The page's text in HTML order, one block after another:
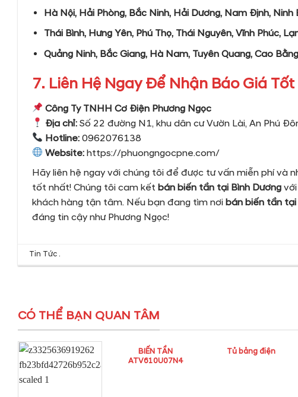
Hà Nội, Hải Phòng, Bắc Ninh, Hải Dương, Nam Định, Ninh
Thái Bình, Hưng Yên, Phú Thọ, Thái Nguyên, Vĩnh Phúc,
Quảng Ninh, Bắc Giang, Hà Nam, Tuyên Quang, Cao Bằng
7. Liên Hệ Ngay Để Nhận Báo Giá
Công Ty TNHH Cơ Điện Phương Ngọc
Địa chỉ: Số 22 đường N1, khu dân cư Vườn Lài, An Phú
Hotline: 0962076138
Website: https://phuongngocpne.com/
Hãy liên hệ ngay với chúng tôi để được tư vấn miễn phí và
tốt nhất! Chúng tôi cam kết bán biến tần tại Bình Dương
khách hàng tận tâm. Nếu bạn đang tìm nơi bán biến tần tại
đáng tin cậy như Phương Ngọc!
Tin Tức.
CÓ THỂ BẠN QUAN TÂM
BIẾN TẦN
ATV610U07N4
Tủ bảng điện